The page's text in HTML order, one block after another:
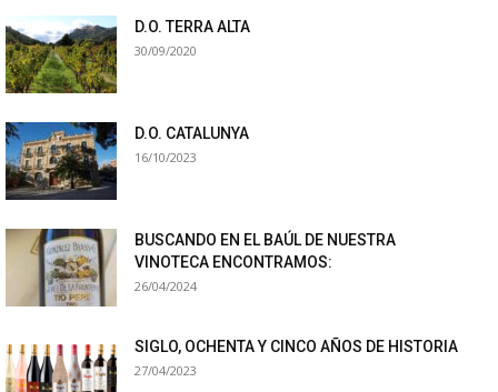
D.O. TERRA ALTA
30/09/2020
D.O. CATALUNYA
16/10/2023
BUSCANDO EN EL BAÚL DE NUESTRA
VINOTECA ENCONTRAMOS:
26/04/2024
SIGLO, OCHENTA Y CINCO AÑOS DE HISTORIA
27/04/2023